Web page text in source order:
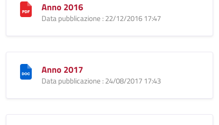
Anno 2016
Data pubblicazione : 22/12/2016 17:47
Anno 2017
Data pubblicazione : 24/08/2017 17:43